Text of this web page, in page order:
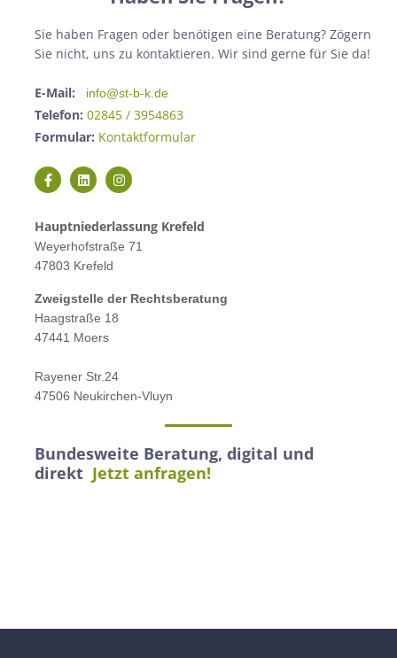
Sie haben Fragen oder benötigen eine Beratung? Zögern
Sie nicht, uns zu kontaktieren. Wir sind gerne für Sie da!
E-Mail: info@st-b-k.de
Telefon: 02845 / 3954863
Formular: Kontaktformular
Hauptniederlassung Krefeld
Weyerhofstraße 71
47803 Krefeld
Zweigstelle der Rechtsberatung
Haagstraße 18
47441 Moers
Rayener Str.24
47506 Neukirchen-Vluyn
Bundesweite Beratung, digital und
direkt Jetzt anfragen!